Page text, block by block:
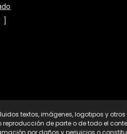
]
textos, imágenes, logotipos y
de parte o de todo el
por daños y perjuicios o